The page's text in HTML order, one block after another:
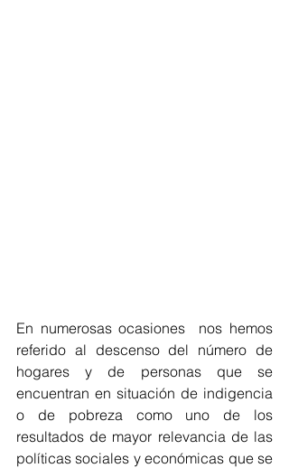
En numerosas ocasiones  nos hemos
referido al descenso del número de
hogares y de personas que se
encuentran en situación de indigencia
o de pobreza como uno de los
resultados de mayor relevancia de las
políticas sociales y económicas que se